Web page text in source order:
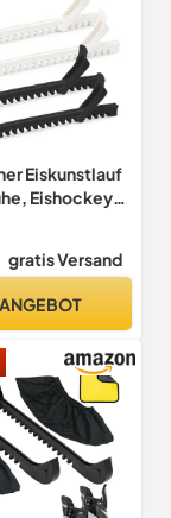
Eiskunstlauf
Eishockey
Schoner
gratis Versand